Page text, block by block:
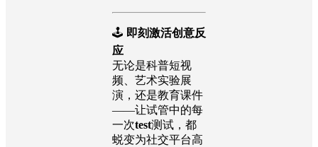
🕹️ 即刻激活创意反
应
无论是科普短视
频、艺术实验展
演，还是教育课件
——让试管中的每
一次test测试，都
蜕变为社交平台高